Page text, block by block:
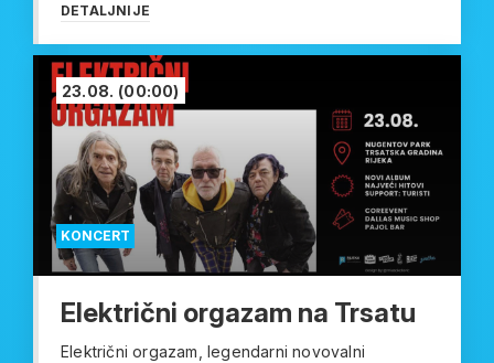
DETALJNIJE
KONCERT
23.08. (00:00)
Električni orgazam na Trsatu
Električni orgazam, legendarni novovalni